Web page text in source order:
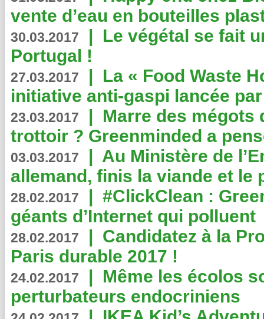
vente d’eau en bouteilles
30.03.2017 | Le végétal se fait
Portugal !
27.03.2017 | La « Food Waste
initiative anti-gaspi lancée
23.03.2017 | Marre des mégots
trottoir ? Greenminded a
03.03.2017 | Au Ministère de
allemand, finis la viande et le
28.02.2017 | #ClickClean :
géants d’Internet qui polluent
28.02.2017 | Candidatez à la
Paris durable 2017 !
24.02.2017 | Même les écolos
perturbateurs endocriniens